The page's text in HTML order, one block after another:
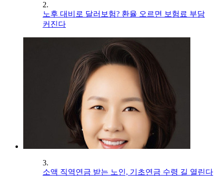
2.
노후 대비로 달러보험? 환율 오르면 보험료 부담
커진다
3.
소액 직역연금 받는 노인, 기초연금 수령 길 열린다